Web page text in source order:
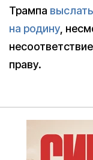
Трампа
на родину,
праву.